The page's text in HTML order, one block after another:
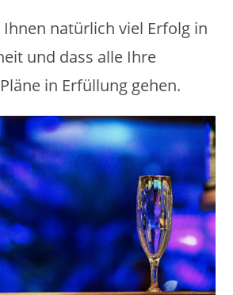
natürlich viel Erfolg in
und dass alle Ihre
in Erfüllung gehen.